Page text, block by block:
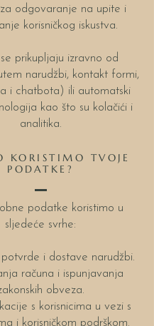
za odgovaranje na upite i
korisničkog iskustva.
prikupljaju izravno od
narudžbi, kontakt formi,
i chatbota) ili automatski
kao što su kolačići i
analitika.
KORISTIMO TVOJE
PODATKE?
podatke koristimo u
sljedeće svrhe:
potvrde i dostave narudžbi.
računa i ispunjavanja
obveza.
s korisnicima u vezi s
i korisničkom podrškom.